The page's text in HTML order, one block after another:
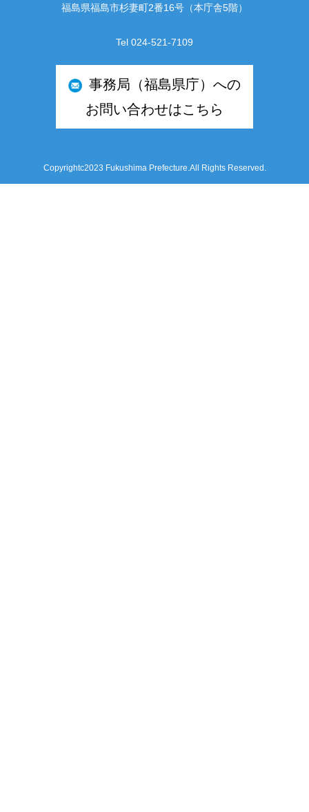
福島県福島市杉妻町2番16号（本庁舎5階）
Tel 024-521-7109
事務局（福島県庁）への
お問い合わせはこちら
Copyrightc2023 Fukushima Prefecture.All Rights Reserved.